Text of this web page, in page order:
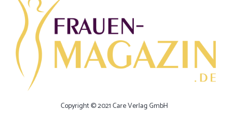
Copyright © 2021 Care Verlag GmbH